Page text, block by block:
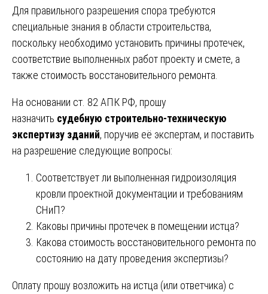
Для правильного разрешения спора требуются
специальные знания в области строительства,
поскольку необходимо установить причины протечек,
соответствие выполненных работ проекту и смете, а
также стоимость восстановительного ремонта.
На основании ст. 82 АПК РФ, прошу
назначить судебную строительно-техническую
экспертизу зданий, поручив её экспертам, и поставить
на разрешение следующие вопросы:
Соответствует ли выполненная гидроизоляция
кровли проектной документации и требованиям
СНиП?
Каковы причины протечек в помещении истца?
Какова стоимость восстановительного ремонта по
состоянию на дату проведения экспертизы?
Оплату прошу возложить на истца (или ответчика) с